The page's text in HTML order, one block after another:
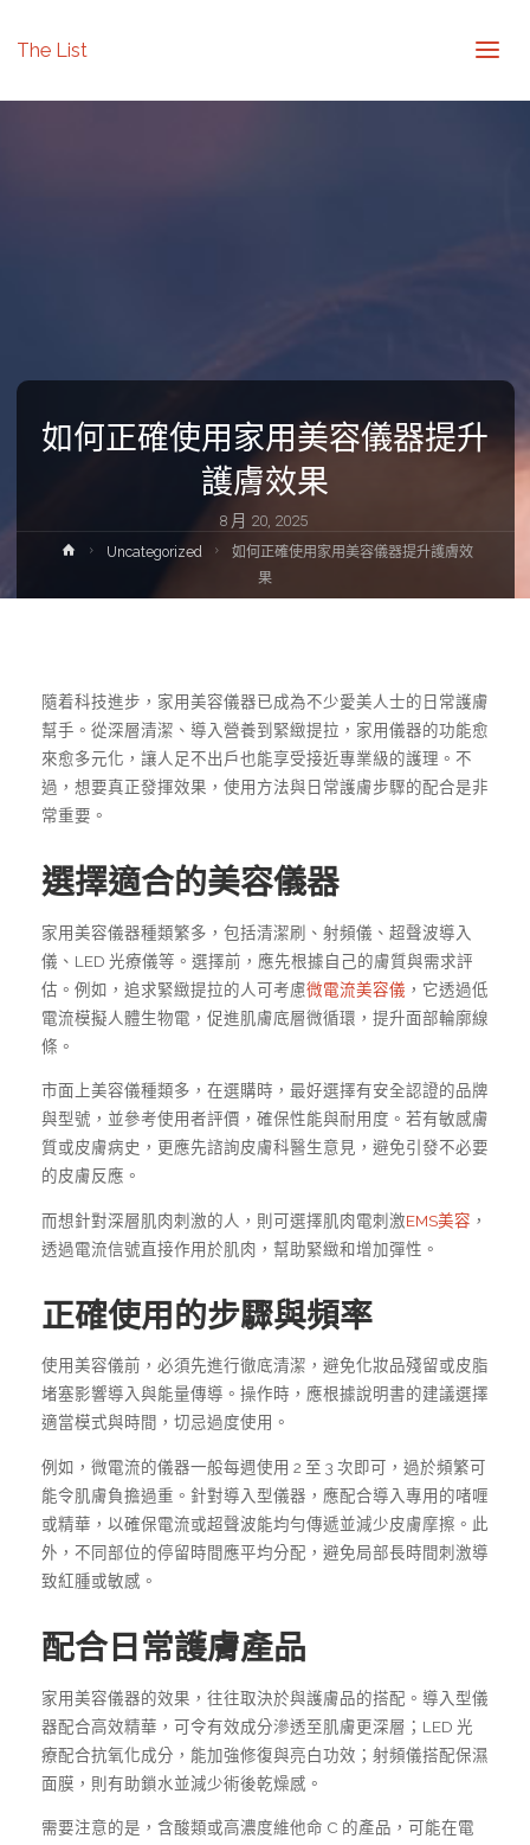
The List
如何正確使用家用美容儀器提升
護膚效果
8 月 20, 2025
HomeUncategorized
如何正確使用家用美容儀器提升護膚效
果
隨着科技進步，家用美容儀器已成為不少愛美人士的日常護膚
幫手。從深層清潔、導入營養到緊緻提拉，家用儀器的功能愈
來愈多元化，讓人足不出戶也能享受接近專業級的護理。不
過，想要真正發揮效果，使用方法與日常護膚步驟的配合是非
常重要。
選擇適合的美容儀器
家用美容儀器種類繁多，包括清潔刷、射頻儀、超聲波導入
儀、LED 光療儀等。選擇前，應先根據自己的膚質與需求評
估。例如，追求緊緻提拉的人可考慮微電流美容儀 ，它透過低
電流模擬人體生物電，促進肌膚底層微循環，提升面部輪廓線
條。
市面上美容儀種類多，在選購時，最好選擇有安全認證的品牌
與型號，並參考使用者評價，確保性能與耐用度。若有敏感膚
質或皮膚病史，更應先諮詢皮膚科醫生意見，避免引發不必要
的皮膚反應。
而想針對深層肌肉刺激的人，則可選擇肌肉電刺激EMS美容 ，
透過電流信號直接作用於肌肉，幫助緊緻和增加彈性。
正確使用的步驟與頻率
使用美容儀前，必須先進行徹底清潔，避免化妝品殘留或皮脂
堵塞影響導入與能量傳導。操作時，應根據說明書的建議選擇
適當模式與時間，切忌過度使用。
例如，微電流的儀器一般每週使用 2 至 3 次即可，過於頻繁可
能令肌膚負擔過重。針對導入型儀器，應配合導入專用的啫喱
或精華，以確保電流或超聲波能均勻傳遞並減少皮膚摩擦。此
外，不同部位的停留時間應平均分配，避免局部長時間刺激導
致紅腫或敏感。
配合日常護膚產品
家用美容儀器的效果，往往取決於與護膚品的搭配。導入型儀
器配合高效精華，可令有效成分滲透至肌膚更深層；LED 光
療配合抗氧化成分，能加強修復與亮白功效；射頻儀搭配保濕
面膜，則有助鎖水並減少術後乾燥感。
需要注意的是，含酸類或高濃度維他命 C 的產品，可能在電